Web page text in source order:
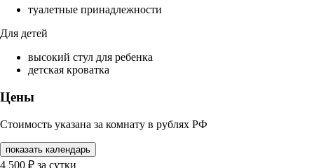
туалетные принадлежности
Для детей
высокий стул для ребенка
детская кроватка
Цены
Стоимость указана за комнату в рублях РФ
показать календарь
4 500 ₽ за сутки